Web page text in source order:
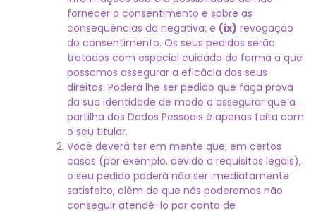
fornecer o consentimento e sobre as
consequências da negativa; e (ix) revogação
do consentimento. Os seus pedidos serão
tratados com especial cuidado de forma a que
possamos assegurar a eficácia dos seus
direitos. Poderá lhe ser pedido que faça prova
da sua identidade de modo a assegurar que a
partilha dos Dados Pessoais é apenas feita com
o seu titular.
Você deverá ter em mente que, em certos
casos (por exemplo, devido a requisitos legais),
o seu pedido poderá não ser imediatamente
satisfeito, além de que nós poderemos não
conseguir atendê-lo por conta de